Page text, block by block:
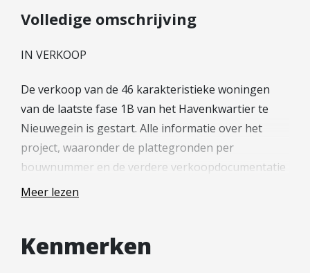
Financiële check
Duurzame hypotheek
Reviews
Leer ons kennen
Over Ons
Ons Team
Blog
Volledige omschrijving
IN VERKOOP
De verkoop van de 46 karakteristieke woningen
van de laatste fase 1B van het Havenkwartier te
Nieuwegein is gestart. Alle informatie over het
project, waaronder de plattegronden per
bouwnummer en de verdere verkoopdocumentatie
is te vinden op de projectwebsite van
schrijven op de woningen van deze fase.
Meer lezen
Kenmerken